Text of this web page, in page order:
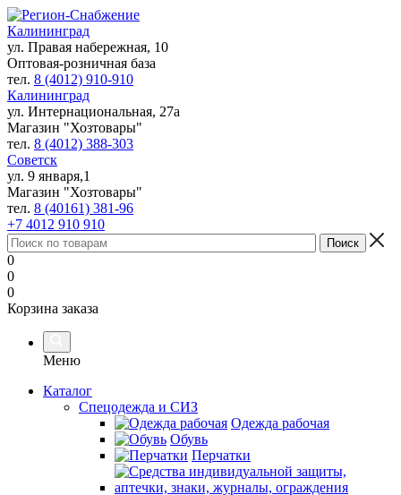
Калининград
ул. Правая набережная, 10
Оптовая-розничная база
тел. 8 (4012) 910-910
Калининград
ул. Интернациональная, 27а
Магазин "Хозтовары"
тел. 8 (4012) 388-303
Советск
ул. 9 января,1
Магазин "Хозтовары"
тел. 8 (40161) 381-96
+7 4012 910 910
0
0
0
Корзина заказа
Меню
Каталог
Спецодежда и СИЗ
Одежда рабочая
Обувь
Перчатки